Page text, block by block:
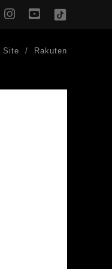
instagram
youtube
TikTok
Site Rakuten